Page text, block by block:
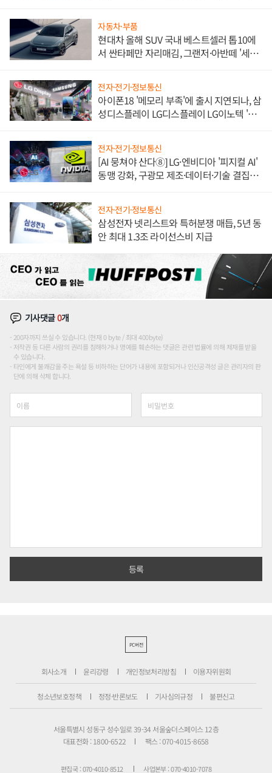
자동차·부품
현대차 올해 SUV 국내 베스트셀러 톱10에
서 싼타페만 자리매김, 그랜저·아반떼 '세단
전자·전기·정보통신
아이폰18 '메모리 부족'에 출시 지연되나, 삼
성디스플레이 LG디스플레이 LG이노텍 '탈
전자·전기·정보통신
[AI 뭉쳐야 산다⑧] LG·엔비디아 '피지컬 AI'
동맹 강화, 구광모 제조·데이터·기술 결집
전자·전기·정보통신
삼성전자 넷리스트와 특허분쟁 매듭, 5년 동
안 최대 1.3조 라이선스비 지급
기사댓글0개
200자까지 쓰실 수 있습니다. (현재 0 byte / 최대 400byte)
저작권 등 다른 사람의 권리를 침해하거나 명예를 훼손하는 댓글은 관련 법률에 의해 제재를 받을
수 있습니다.
타인에게 불쾌감을 주는 욕설 등 비하하는 단어가 내용에 포함되거나 인신공격성 글은 관리자의 판
단에 의해 삭제 합니다.
PC버전
회사소개 윤리강령 개인정보처리방침 이용자위원회
청소년보호정책 정정·반론보도 기사심의규정 불편신고
서울특별시 성동구 성수일로 39-34 서울숲더스페이스 12층
대표전화 : 1800-6522
팩스 : 070-4015-8658
편집국 : 070-4010-8512 사업본부 : 070-4010-7078